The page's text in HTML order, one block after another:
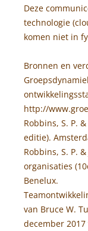
Deze
technologie
komen niet in
Bronnen en
http://
Robbins, S. P.
editie).
Robbins, S. P.
organisaties
Benelux.
van Bruce W.
december 2017